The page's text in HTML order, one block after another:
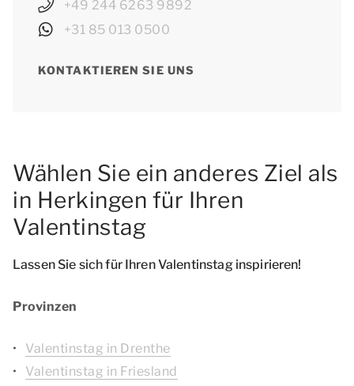
+49 244 6263 9892
+31 85 013 0500
KONTAKTIEREN SIE UNS
Wählen Sie ein anderes Ziel als
in Herkingen für Ihren
Valentinstag
Lassen Sie sich für Ihren Valentinstag inspirieren!
Provinzen
Valentinstag in Drenthe
Valentinstag in Friesland